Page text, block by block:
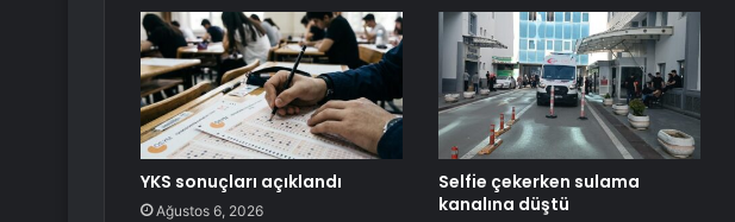
YKS sonuçları açıklandı
Ağustos 6, 2026
Selfie çekerken sulama
kanalına düştü